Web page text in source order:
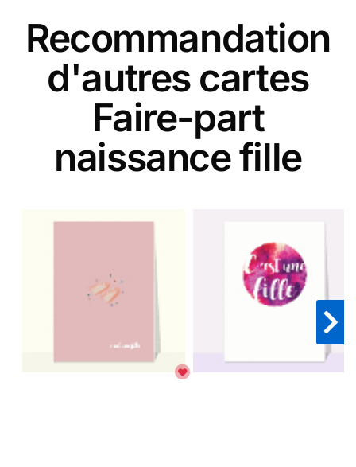
Recommandation
d'autres cartes
Faire-part
naissance fille